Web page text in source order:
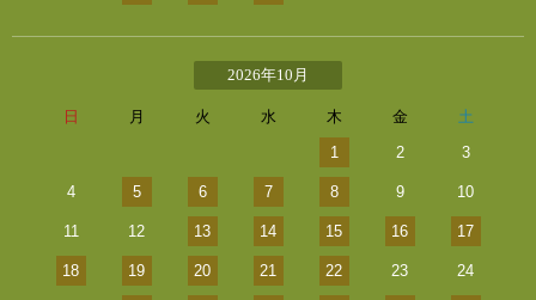
2026年10月
日 月 火 水 木 金
土
1
2 3
4 5 6 7 8 9 10
11 12 13 14 15 16 17
18 19 20 21 22 23 24